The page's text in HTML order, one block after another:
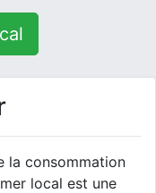
la consommation
local est une